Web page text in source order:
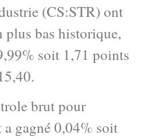
(CS:STR) ont
plus bas historique,
soit 1,71 points
brut pour
gagné 0,04% soit